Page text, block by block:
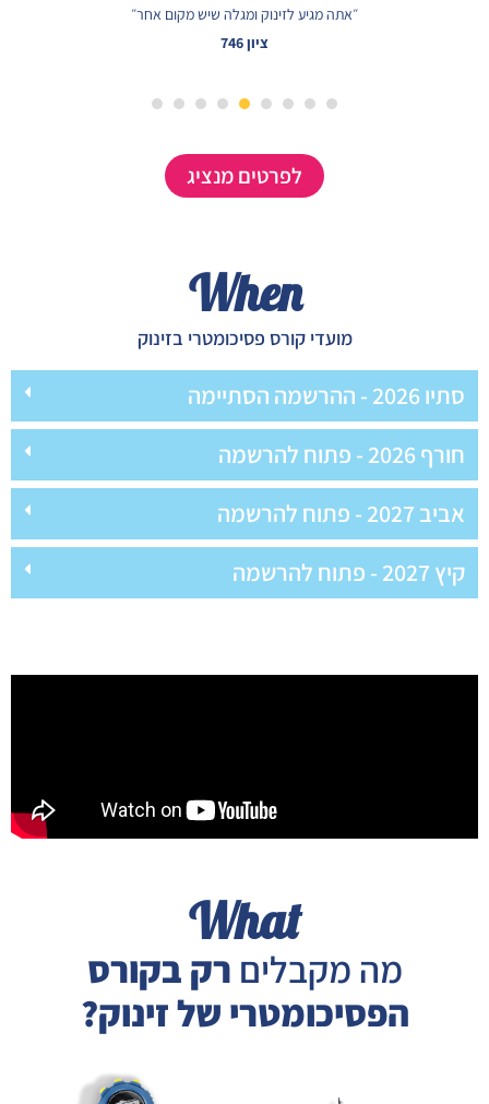
״אתה מגיע לזינוק ומגלה שיש מקום אחר״
ציון 746
1
לפרטים מנציג
When
מועדי קורס פסיכומטרי בזינוק
סתיו 2026 - ההרשמה הסתיימה
חורף 2026 - פתוח להרשמה
אביב 2027 - פתוח להרשמה
קיץ 2027 - פתוח להרשמה
What
מה מקבלים רק בקורס
הפסיכומטרי של זינוק?